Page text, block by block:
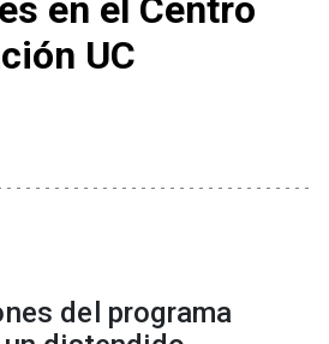
UC
del programa